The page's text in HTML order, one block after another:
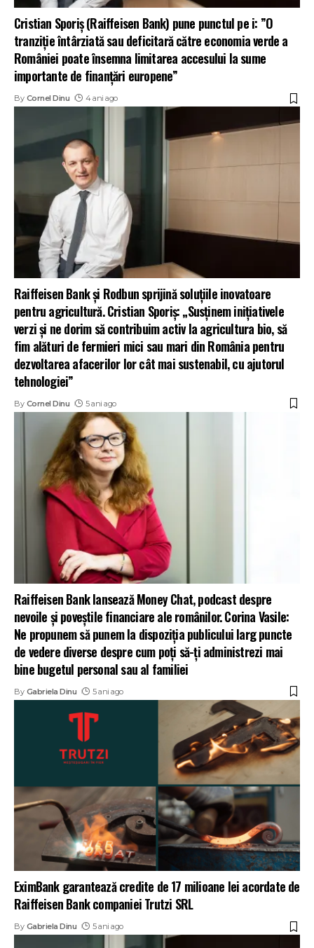
Cristian Sporiș (Raiffeisen Bank) pune punctul pe i: ”O
tranziție întârziată sau deficitară către economia verde a
României poate însemna limitarea accesului la sume
importante de finanțări europene”
By Cornel Dinu 4 ani ago
Raiffeisen Bank și Rodbun sprijină soluțiile inovatoare
pentru agricultură. Cristian Sporiș: „Susținem inițiativele
verzi și ne dorim să contribuim activ la agricultura bio, să
fim alături de fermieri mici sau mari din România pentru
dezvoltarea afacerilor lor cât mai sustenabil, cu ajutorul
tehnologiei”
By Cornel Dinu 5 ani ago
Raiffeisen Bank lansează Money Chat, podcast despre
nevoile și poveștile financiare ale românilor. Corina Vasile:
Ne propunem să punem la dispoziția publicului larg puncte
de vedere diverse despre cum poți să-ți administrezi mai
bine bugetul personal sau al familiei
By Gabriela Dinu 5 ani ago
EximBank garantează credite de 17 milioane lei acordate de
Raiffeisen Bank companiei Trutzi SRL
By Gabriela Dinu 5 ani ago